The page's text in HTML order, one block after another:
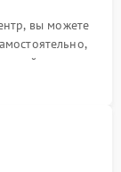
вы можете
сайте